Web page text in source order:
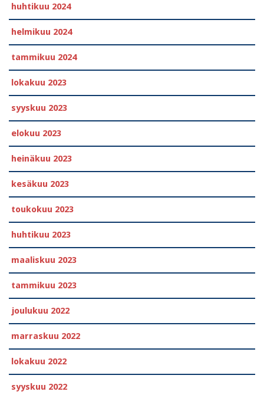
huhtikuu 2024
helmikuu 2024
tammikuu 2024
lokakuu 2023
syyskuu 2023
elokuu 2023
heinäkuu 2023
kesäkuu 2023
toukokuu 2023
huhtikuu 2023
maaliskuu 2023
tammikuu 2023
joulukuu 2022
marraskuu 2022
lokakuu 2022
syyskuu 2022